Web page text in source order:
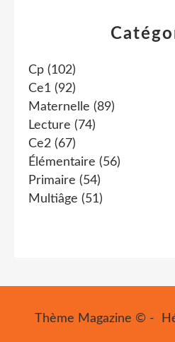
Cp (102)
Ce1 (92)
Maternelle (89)
Lecture (74)
Ce2 (67)
Élémentaire (56)
Primaire (54)
Multiâge (51)
Thème Magazine © -